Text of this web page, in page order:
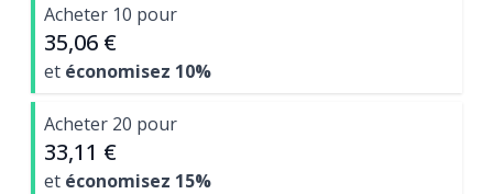
Acheter 10 pour
35,06 €
et économisez 10%
Acheter 20 pour
33,11 €
et économisez 15%